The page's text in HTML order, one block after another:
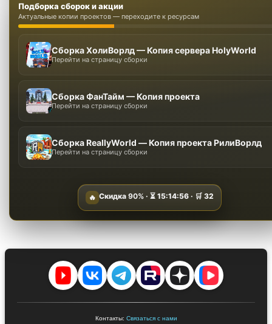
Подборка сборок и акции
Актуальные копии проектов — переходите к ресурсам
Сборка ХолиВорлд — Копия сервера HolyWorld
Перейти на страницу сборки
Сборка ФанТайм — Копия проекта
Перейти на страницу сборки
Сборка ReallyWorld — Копия проекта РилиВорлд
Перейти на страницу сборки
🔥 Скидка 90%· ⏳ 15:14:55· 🛒 32
Контакты: Связаться с нами